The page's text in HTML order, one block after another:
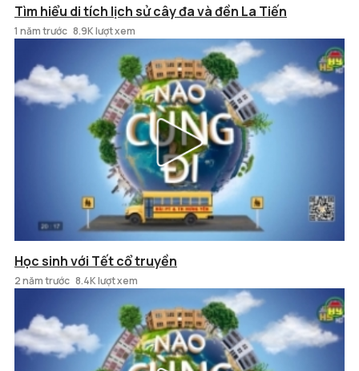
Tìm hiểu di tích lịch sử cây đa và đền La Tiến
1 năm trước 8.9K lượt xem
Học sinh với Tết cổ truyền
2 năm trước 8.4K lượt xem